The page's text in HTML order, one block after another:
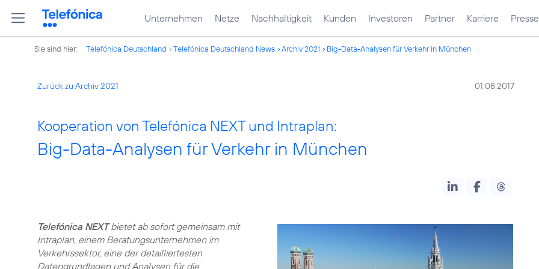
Unternehmen Netze Nachhaltigkeit Kunden Investoren Partner Karriere Presse
Sie sind hier: Telefónica Deutschland Telefónica Deutschland News Archiv 2021 Big-Data-Analysen für Verkehr in München
Zurück zu Archiv 2021 01.08.2017
Kooperation von Telefónica NEXT und Intraplan:
Big-Data-Analysen für Verkehr in München
Telefónica NEXTbietet ab sofort gemeinsam mit
Intraplan, einem Beratungsunternehmen im
Verkehrssektor, eine der detailliertesten
Datengrundlagen und Analysen für die